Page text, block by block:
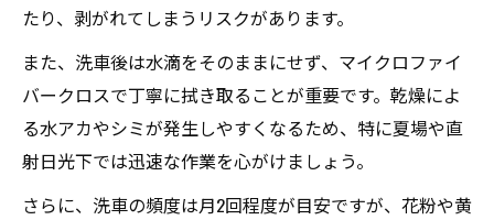
たり、剥がれてしまうリスクがあります。
また、洗車後は水滴をそのままにせず、マイクロファイ
バークロスで丁寧に拭き取ることが重要です。乾燥によ
る水アカやシミが発生しやすくなるため、特に夏場や直
射日光下では迅速な作業を心がけましょう。
さらに、洗車の頻度は月2回程度が目安ですが、花粉や黄